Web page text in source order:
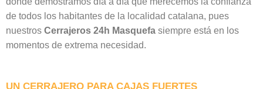
de todos los habitantes de la localidad catalana, pues
nuestros Cerrajeros 24h Masquefa siempre está en los
momentos de extrema necesidad.
UN CERRAJERO PARA CAJAS FUERTES